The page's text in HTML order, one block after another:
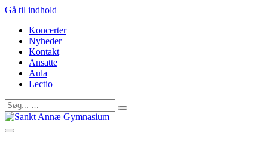
Gå til indhold
Koncerter
Nyheder
Kontakt
Ansatte
Aula
Lectio